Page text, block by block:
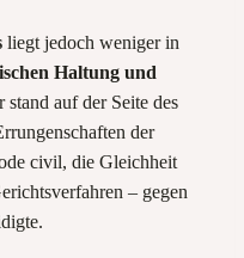
liegt jedoch weniger in
Haltung und
stand auf der Seite des
der
civil, die Gleichheit
– gegen